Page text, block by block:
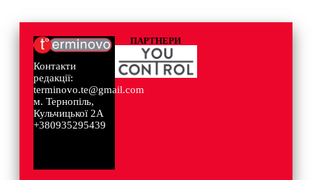
Контакти
редакції:
terminovo.te@gmail.com
м. Тернопіль,
Кульчицької 2А
+380935295439
ПАРТНЕРИ